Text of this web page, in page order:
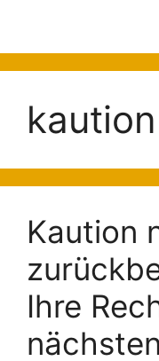
Kaution
Ihre